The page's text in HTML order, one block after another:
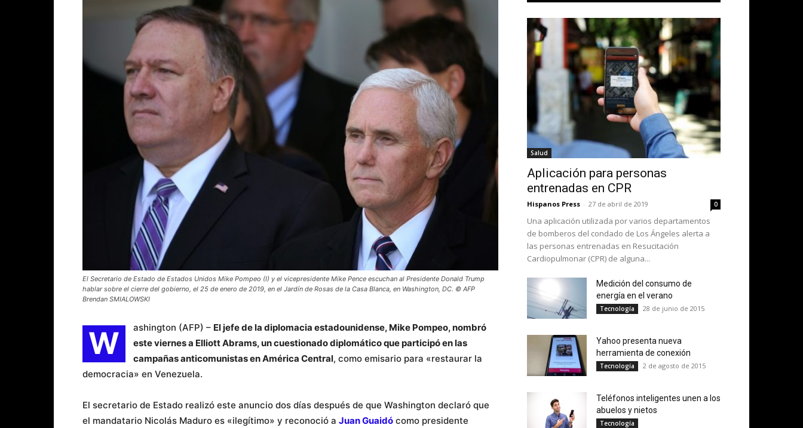
El Secretario de Estado de Estados Unidos Mike Pompeo (I) y el vicepresidente Mike Pence escuchan al Presidente Donald Trump
hablar sobre el cierre del gobierno, el 25 de enero de 2019, en el Jardín de Rosas de la Casa Blanca, en Washington, DC. © AFP
Brendan SMIALOWSKI
W ashington (AFP) – El jefe de la diplomacia estadounidense, Mike Pompeo, nombró
este viernes a Elliott Abrams, un cuestionado diplomático que participó en las
campañas anticomunistas en América Central, como emisario para «restaurar la
democracia» en Venezuela.
El secretario de Estado realizó este anuncio dos días después de que Washington declaró que
el mandatario Nicolás Maduro es «ilegítimo» y reconoció a Juan Guaidó como presidente
Salud
Aplicación para personas
entrenadas en CPR
Hispanos Press - 27 de abril de 2019 0
Una aplicación utilizada por varios departamentos
de bomberos del condado de Los Ángeles alerta a
las personas entrenadas en Resucitación
Cardiopulmonar (CPR) de alguna...
Medición del consumo de
energía en el verano
Tecnología 28 de junio de 2015
Yahoo presenta nueva
herramienta de conexión
Tecnología 2 de agosto de 2015
Teléfonos inteligentes unen a los
abuelos y nietos
Tecnología